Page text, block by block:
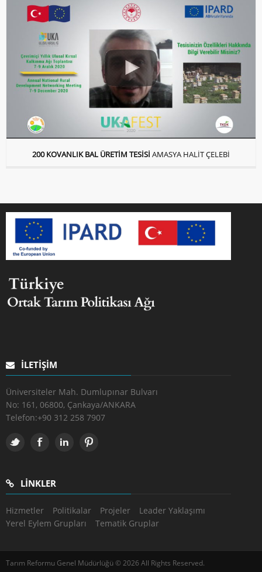
200 KOVANLIK BAL ÜRETİM TESİSİ AMASYA HALİT ÇELEBİ
İLETIŞIM
Üniversiteler Mah. Dumlupınar Bulvarı
No: 161, 06800, Çankaya/ANKARA
Telefon:+90 312 258 7907
LINKLER
Hizmetler Politikalar Projeler
Leader Yaklaşımı
Yerel Eylem Grupları
Tematik Gruplar
Tarım Reformu Genel Müdürlüğü © 2026 All Rights Reserved.